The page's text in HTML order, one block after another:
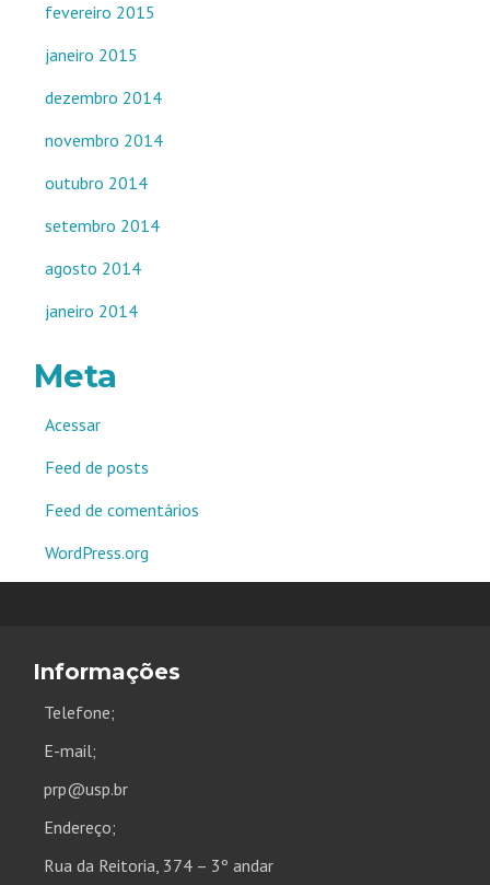
fevereiro 2015
janeiro 2015
dezembro 2014
novembro 2014
outubro 2014
setembro 2014
agosto 2014
janeiro 2014
Meta
Acessar
Feed de posts
Feed de comentários
WordPress.org
Informações
Telefone;
E-mail;
prp@usp.br
Endereço;
Rua da Reitoria, 374 – 3º andar